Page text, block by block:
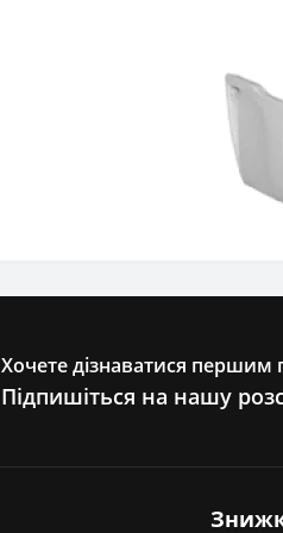
Хочете дізнаватися першим
Підпишіться на нашу